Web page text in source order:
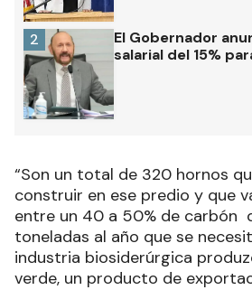
El Gobernador
salarial del 15%
2
“Son un total de 320 hornos
construir en ese predio y que
entre un 40 a 50% de carbón
toneladas al año que se
industria biosiderúrgica
verde, un producto de